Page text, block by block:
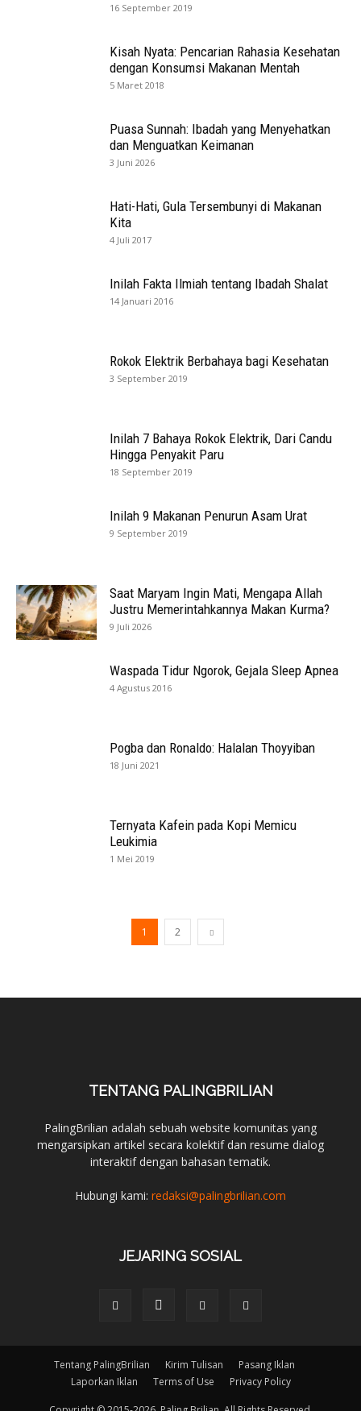
16 September 2019
Kisah Nyata: Pencarian Rahasia Kesehatan
dengan Konsumsi Makanan Mentah
5 Maret 2018
Puasa Sunnah: Ibadah yang Menyehatkan
dan Menguatkan Keimanan
3 Juni 2026
Hati-Hati, Gula Tersembunyi di Makanan
Kita
4 Juli 2017
Inilah Fakta Ilmiah tentang Ibadah Shalat
14 Januari 2016
Rokok Elektrik Berbahaya bagi Kesehatan
3 September 2019
Inilah 7 Bahaya Rokok Elektrik, Dari Candu
Hingga Penyakit Paru
18 September 2019
Inilah 9 Makanan Penurun Asam Urat
9 September 2019
Saat Maryam Ingin Mati, Mengapa Allah
Justru Memerintahkannya Makan Kurma?
9 Juli 2026
Waspada Tidur Ngorok, Gejala Sleep Apnea
4 Agustus 2016
Pogba dan Ronaldo: Halalan Thoyyiban
18 Juni 2021
Ternyata Kafein pada Kopi Memicu
Leukimia
1 Mei 2019
1 2
TENTANG PALINGBRILIAN
PalingBrilian adalah sebuah website komunitas yang
mengarsipkan artikel secara kolektif dan resume dialog
interaktif dengan bahasan tematik.
Hubungi kami: redaksi@palingbrilian.com
JEJARING SOSIAL
Tentang PalingBrilian Kirim Tulisan
Pasang Iklan
Laporkan Iklan
Terms of Use Privacy Policy